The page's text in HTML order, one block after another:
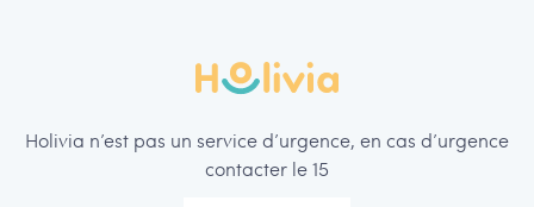
Holivia n’est pas un service d’urgence, en cas d’urgence
contacter le 15